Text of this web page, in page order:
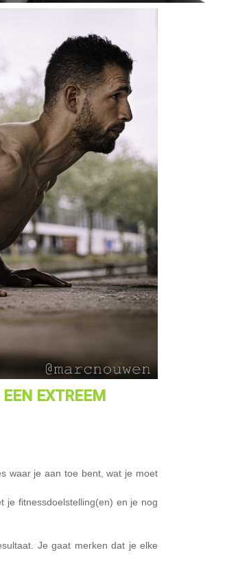
EXTREEM
waar je aan toe bent, wat je moet
je fitnessdoelstelling(en) en je nog
Je gaat merken dat je elke